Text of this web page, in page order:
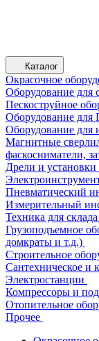
Каталог
Окрасочное
Оборудование для
Пескоструйное
Оборудование
Оборудование для
Магнитные
фаскосниматели,
Дрели и установки
Пневматический
Измерительный
Техника для склада
Грузоподъемное
домкраты и т.д.)
Строительное
Сантехническое и
Электростанции
Компрессоры и
Отопительное
Прочее